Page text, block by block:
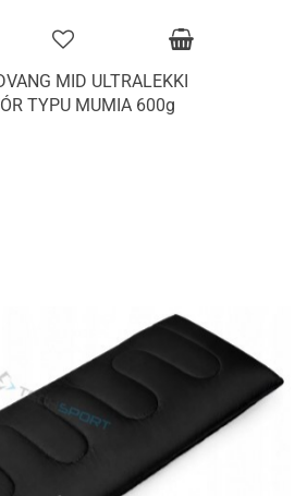
MID ULTRALEKKI
TYPU MUMIA 600g